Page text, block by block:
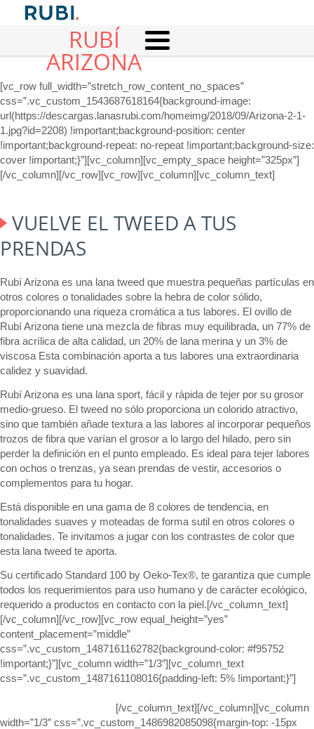
RUBÍ
ARIZONA
[vc_row full_width=”stretch_row_content_no_spaces”
css=”.vc_custom_1543687618164{background-image:
url(https://descargas.lanasrubi.com/homeimg/2018/09/Arizona-2-1-
1.jpg?id=2208) !important;background-position: center
!important;background-repeat: no-repeat !important;background-size:
cover !important;}”][vc_column][vc_empty_space height=”325px”]
[/vc_column][/vc_row][vc_row][vc_column][vc_column_text]
VUELVE EL TWEED A TUS
PRENDAS
Rubí Arizona es una lana tweed que muestra pequeñas partículas en
otros colores o tonalidades sobre la hebra de color sólido,
proporcionando una riqueza cromática a tus labores. El ovillo de
Rubí Arizona tiene una mezcla de fibras muy equilibrada, un 77% de
fibra acrílica de alta calidad, un 20% de lana merina y un 3% de
viscosa Esta combinación aporta a tus labores una extraordinaria
calidez y suavidad.
Rubí Arizona es una lana sport, fácil y rápida de tejer por su grosor
medio-grueso. El tweed no sólo proporciona un colorido atractivo,
sino que también añade textura a las labores al incorporar pequeños
trozos de fibra que varían el grosor a lo largo del hilado, pero sin
perder la definición en el punto empleado. Es ideal para tejer labores
con ochos o trenzas, ya sean prendas de vestir, accesorios o
complementos para tu hogar.
Está disponible en una gama de 8 colores de tendencia, en
tonalidades suaves y moteadas de forma sutil en otros colores o
tonalidades. Te invitamos a jugar con los contrastes de color que
esta lana tweed te aporta.
Su certificado Standard 100 by Oeko-Tex®, te garantiza que cumple
todos los requerimientos para uso humano y de carácter ecológico,
requerido a productos en contacto con la piel.[/vc_column_text]
[/vc_column][/vc_row][vc_row equal_height=”yes”
content_placement=”middle”
css=”.vc_custom_1487161162782{background-color: #f95752
!important;}”][vc_column width=”1/3″][vc_column_text
css=”.vc_custom_1487161108016{padding-left: 5% !important;}”]
[/vc_column_text][/vc_column][vc_column
width=”1/3″ css=”.vc_custom_1486982085098{margin-top: -15px